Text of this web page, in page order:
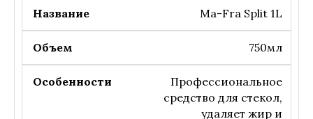
Ma-Fra Split 1L
750мл
Профессиональное
средство для стекол,
удаляет жир и